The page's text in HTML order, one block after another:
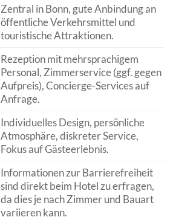
Zentral in Bonn, gute Anbindung an
öffentliche Verkehrsmittel und
touristische Attraktionen.
Rezeption mit mehrsprachigem
Personal, Zimmerservice (ggf. gegen
Aufpreis), Concierge-Services auf
Anfrage.
Individuelles Design, persönliche
Atmosphäre, diskreter Service,
Fokus auf Gästeerlebnis.
Informationen zur Barrierefreiheit
sind direkt beim Hotel zu erfragen,
da dies je nach Zimmer und Bauart
variieren kann.